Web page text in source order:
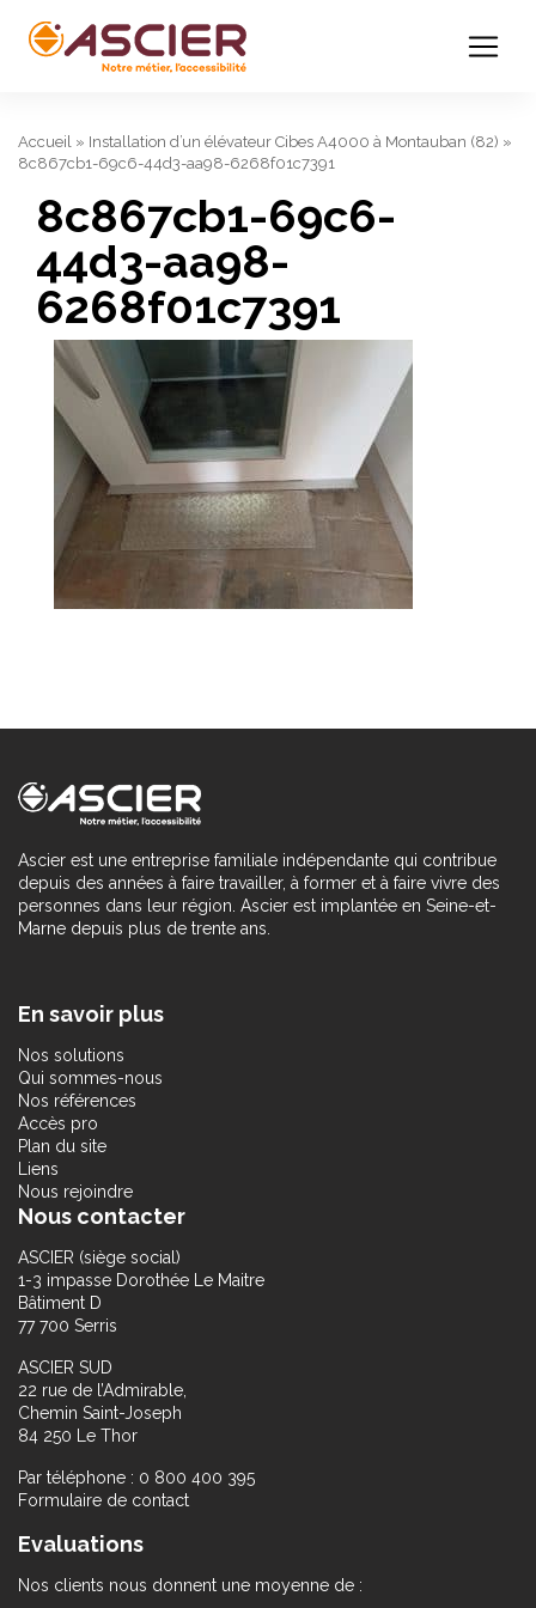
Accueil » Installation d’un élévateur Cibes A4000 à Montauban (82) »
8c867cb1-69c6-44d3-aa98-6268f01c7391
8c867cb1-69c6-
44d3-aa98-
6268f01c7391
Ascier est une entreprise familiale indépendante qui contribue
depuis des années à faire travailler, à former et à faire vivre des
personnes dans leur région. Ascier est implantée en Seine-et-
Marne depuis plus de trente ans.
En savoir plus
Nos solutions
Qui sommes-nous
Nos références
Accès pro
Plan du site
Liens
Nous rejoindre
Nous contacter
ASCIER (siège social)
1-3 impasse Dorothée Le Maitre
Bâtiment D
77 700 Serris
ASCIER SUD
22 rue de l’Admirable,
Chemin Saint-Joseph
84 250 Le Thor
Par téléphone : 0 800 400 395
Formulaire de contact
Evaluations
Nos clients nous donnent une moyenne de :